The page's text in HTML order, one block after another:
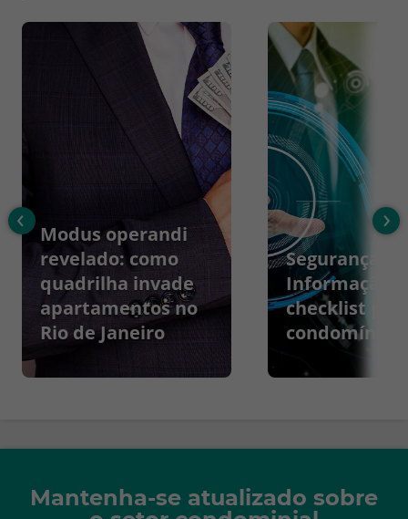
Modus operandi
revelado: como
quadrilha invade
apartamentos no
Rio de Janeiro
Segurança da
Informação:
checklist
condomínios
‹ ›
Mantenha-se atualizado sobre